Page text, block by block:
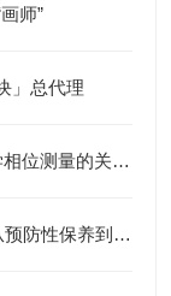
师”
」总代理
KOBRA-WX位相差測定装置：高精度光学相位测量的关键技术解析
武藏ML-6000X气动式点胶机维护体系：从预防性保养到智能运维